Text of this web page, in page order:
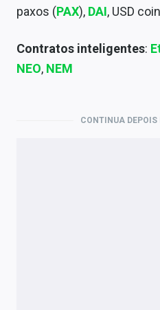
paxos (PAX), DAI, USD
Contratos inteligentes:
NEO, NEM
CONTINUA